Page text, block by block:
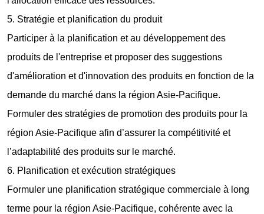
5. Stratégie et planification du produit
Participer à la planification et au développement des
produits de l'entreprise et proposer des suggestions
d'amélioration et d'innovation des produits en fonction de la
demande du marché dans la région Asie-Pacifique.
Formuler des stratégies de promotion des produits pour la
région Asie-Pacifique afin d’assurer la compétitivité et
l’adaptabilité des produits sur le marché.
6. Planification et exécution stratégiques
Formuler une planification stratégique commerciale à long
terme pour la région Asie-Pacifique, cohérente avec la